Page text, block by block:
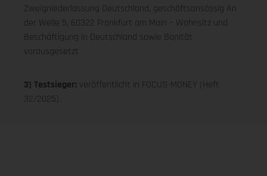
Zweigniederlassung Deutschland, geschäftsansässig An
der Welle 5, 60322 Frankfurt am Main – Wohnsitz und
Beschäftigung in Deutschland sowie Bonität
vorausgesetzt
3) Testsieger: veröffentlicht in FOCUS-MONEY (Heft
32/2025)